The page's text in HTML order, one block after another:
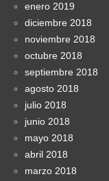
enero 2019
diciembre 2018
noviembre 2018
octubre 2018
septiembre 2018
agosto 2018
julio 2018
junio 2018
mayo 2018
abril 2018
marzo 2018